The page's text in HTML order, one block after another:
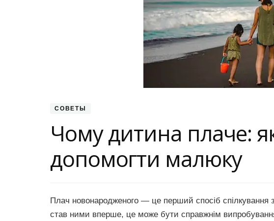
СОВЕТЫ
Чому дитина плаче:
допомогти малюку
Плач новонародженого — це перший спосіб спілкування
став ними вперше, це може бути справжнім